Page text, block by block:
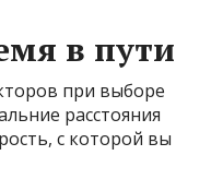
в пути
при выборе
расстояния
с которой вы